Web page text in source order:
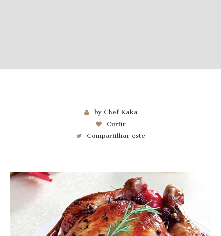
by Chef Kaka
Curtir
Compartilhar este